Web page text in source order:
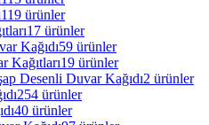
119 ürünler
17 ürünler
Kağıdı59 ürünler
Kağıtları19 ürünler
Desenli Duvar Kağıdı2 ürünler
254 ürünler
40 ürünler